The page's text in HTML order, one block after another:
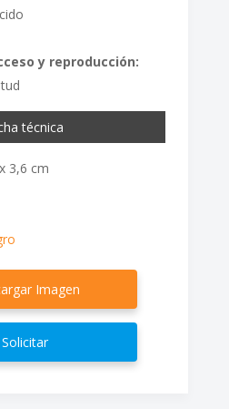
y reproducción:
técnica
3,6 cm
Imagen
Solicitar